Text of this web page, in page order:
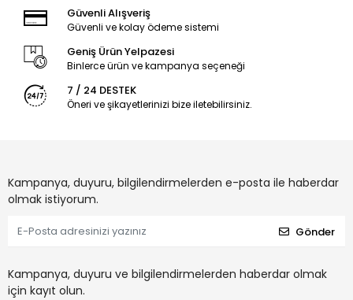
Güvenli Alışveriş
Güvenli ve kolay ödeme sistemi
Geniş Ürün Yelpazesi
Binlerce ürün ve kampanya seçeneği
7 / 24 DESTEK
Öneri ve şikayetlerinizi bize iletebilirsiniz.
Kampanya, duyuru, bilgilendirmelerden e-posta ile haberdar
olmak istiyorum.
Gönder
Kampanya, duyuru ve bilgilendirmelerden haberdar olmak
için kayıt olun.